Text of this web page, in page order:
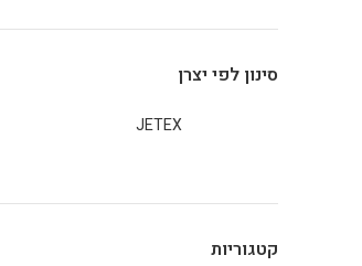
סינון לפי יצרן
JETEX
קטגוריות